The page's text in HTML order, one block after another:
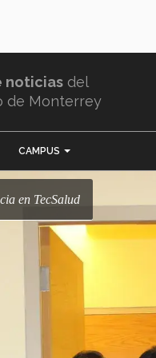
noticias del
de Monterrey
CAMPUS
en TecSalud